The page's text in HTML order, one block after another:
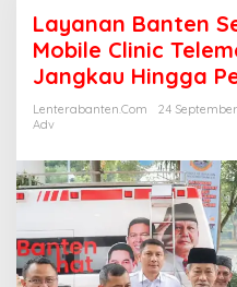
Sehat
Hadirkan
Mobile
Clinic
Telemedicine
Gratis,
Hingga
Pelosok
Layanan Banten
Mobile Clinic
Jangkau Hingga
Lenterabanten.com
24
Adv